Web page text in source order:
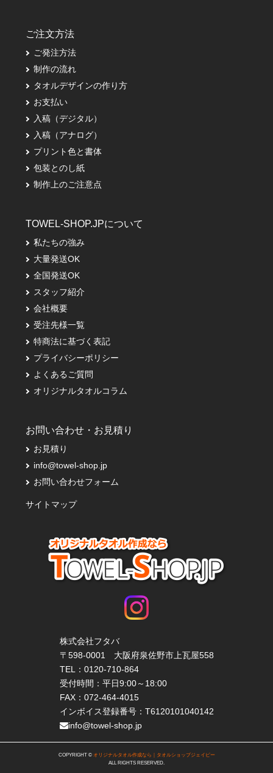
ご注文方法
ご発注方法
制作の流れ
タオルデザインの作り方
お支払い
入稿（デジタル）
入稿（アナログ）
プリント色と書体
包装とのし紙
制作上のご注意点
TOWEL-SHOP.JPについて
私たちの強み
大量発送OK
全国発送OK
スタッフ紹介
会社概要
受注先様一覧
特商法に基づく表記
プライバシーポリシー
よくあるご質問
オリジナルタオルコラム
お問い合わせ・お見積り
お見積り
info@towel-shop.jp
お問い合わせフォーム
サイトマップ
株式会社フタバ
〒598-0001 大阪府泉佐野市上瓦屋558
TEL： 0120-710-864
受付時間：平日9:00～18:00
FAX：072-464-4015
インボイス登録番号：T6120101040142
info@towel-shop.jp
COPYRIGHT © オリジナルタオル作成なら｜タオルショップジェイピー
ALL RIGHTS RESERVED.